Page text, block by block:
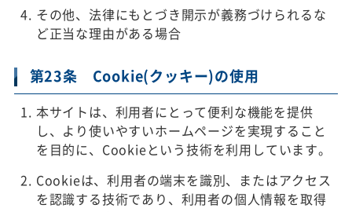
その他、法律にもとづき開示が義務づけられるな
ど正当な理由がある場合
第23条 Cookie(クッキー)の使用
本サイトは、利用者にとって便利な機能を提供
し、より使いやすいホームページを実現すること
を目的に、Cookieという技術を利用しています。
Cookieは、利用者の端末を識別、またはアクセス
を認識する技術であり、利用者の個人情報を取得